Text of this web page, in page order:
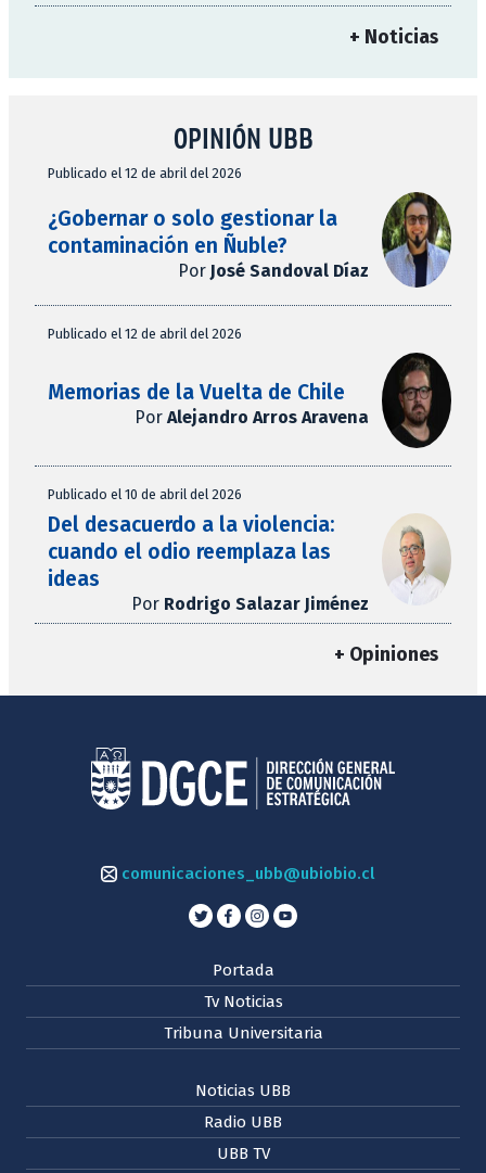
+ Noticias
OPINIÓN UBB
Publicado el 12 de abril del 2026
¿Gobernar o solo gestionar la
contaminación en Ñuble?
Por José Sandoval Díaz
Publicado el 12 de abril del 2026
Memorias de la Vuelta de Chile
Por Alejandro Arros Aravena
Publicado el 10 de abril del 2026
Del desacuerdo a la violencia:
cuando el odio reemplaza las
ideas
Por Rodrigo Salazar Jiménez
+ Opiniones
comunicaciones_ubb@ubiobio.cl
Portada
Tv Noticias
Tribuna Universitaria
Noticias UBB
Radio UBB
UBB TV